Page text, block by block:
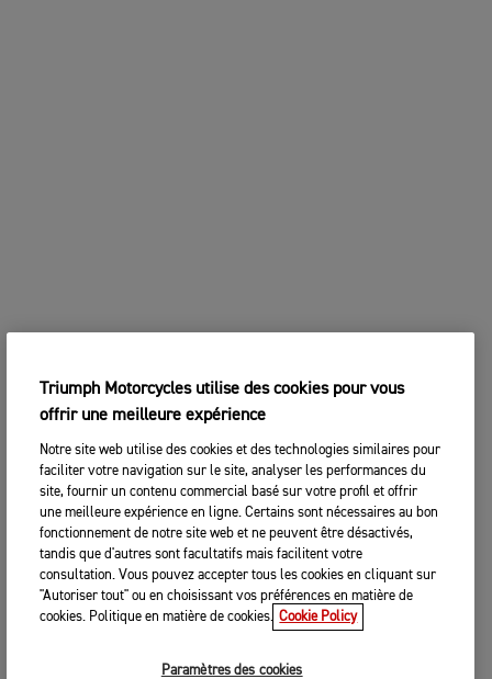
Triumph Motorcycles utilise des cookies pour vous
offrir une meilleure expérience
Notre site web utilise des cookies et des technologies similaires pour
faciliter votre navigation sur le site, analyser les performances du
site, fournir un contenu commercial basé sur votre profil et offrir
une meilleure expérience en ligne. Certains sont nécessaires au bon
fonctionnement de notre site web et ne peuvent être désactivés,
tandis que d'autres sont facultatifs mais facilitent votre
consultation. Vous pouvez accepter tous les cookies en cliquant sur
"Autoriser tout" ou en choisissant vos préférences en matière de
cookies. Politique en matière de cookies. Cookie Policy
Paramètres des cookies